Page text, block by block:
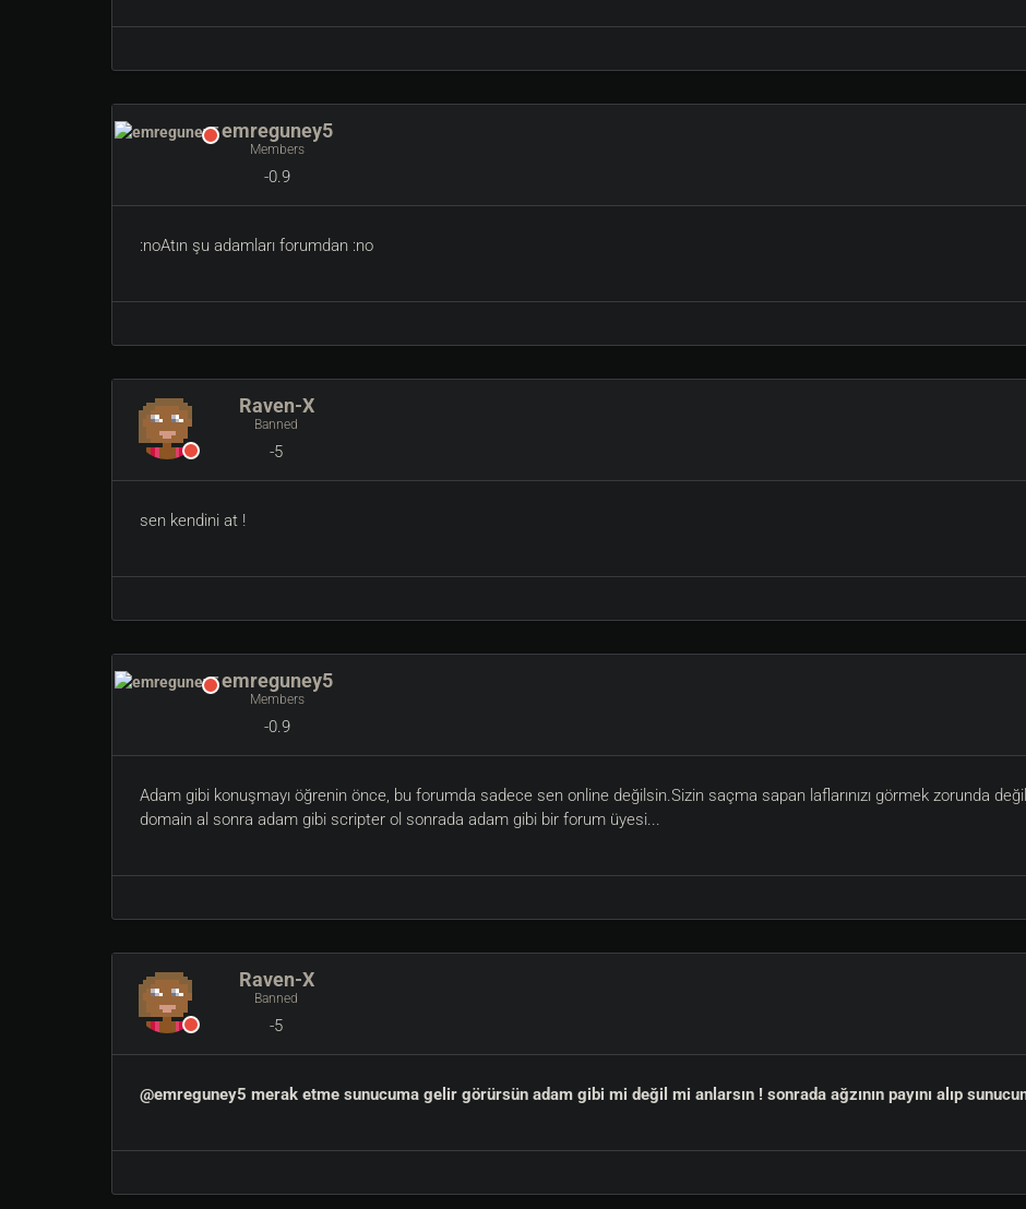
emreguney5
Members
-0.9
:noAtın şu adamları forumdan :no
Raven-X
Banned
-5
sen kendini at !
emreguney5
Members
-0.9
Adam gibi konuşmayı öğrenin önce, bu forumda sadece sen online değilsin.Sizin saçma sapan laflarınızı görmek zorunda
domain al sonra adam gibi scripter ol sonrada adam gibi bir forum üyesi...
Raven-X
Banned
-5
@emreguney5 merak etme sunucuma gelir görürsün adam gibi mi değil mi anlarsın ! sonrada ağzının payını alıp